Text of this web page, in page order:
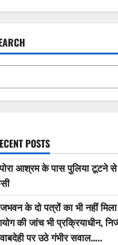
POSTS
आश्रम के पास पुलिया टूटने से
के दो पत्रों का भी नहीं
की जांच भी प्रक्रियाधीन,
पर उठे गंभीर सवाल…..